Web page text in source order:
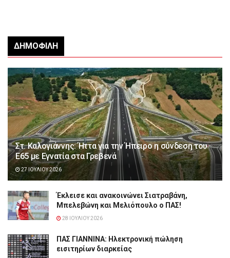
ΔΗΜΟΦΙΛΉ
Στ. Καλογιάννης: Ήττα για την Ήπειρο η σύνδεση του
Ε65 με Εγνατία στα Γρεβενά
27 ΙΟΥΛΊΟΥ 2026
Έκλεισε και ανακοινώνει Σιατραβάνη,
Μπελεβώνη και Μελιόπουλο ο ΠΑΣ!
28 ΙΟΥΛΊΟΥ 2026
ΠΑΣ ΓΙΑΝΝΙΝΑ: Hλεκτρονική πώληση
εισιτηρίων διαρκείας